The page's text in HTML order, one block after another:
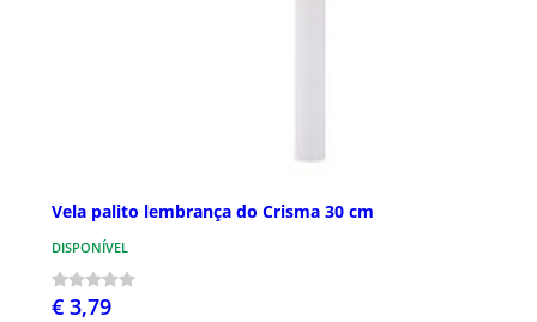
Vela palito lembrança do Crisma 30 cm
DISPONÍVEL
€ 3,79